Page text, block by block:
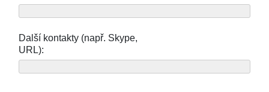
Další kontakty (např. Skype,
URL):